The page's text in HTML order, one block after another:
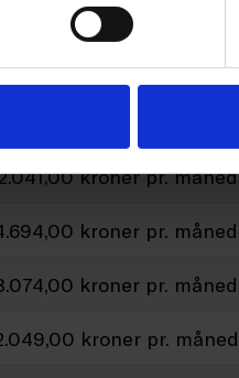
kroner pr. måned
kroner pr. måned
kroner pr. måned
kroner pr. måned